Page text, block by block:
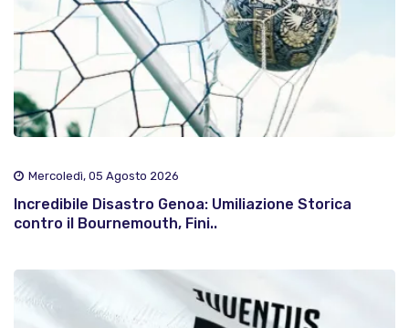
Mercoledì, 05 Agosto 2026
Incredibile Disastro Genoa: Umiliazione Storica
contro il Bournemouth, Fini..